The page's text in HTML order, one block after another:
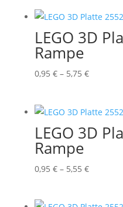
4,25 €
LEGO 3D
Rampe
0,95 € – 5,75 €
5,75 €
LEGO 3D
Rampe
0,95 € – 5,55 €